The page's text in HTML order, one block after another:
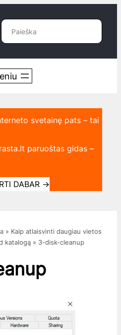
Paieška
svetainę pats – tai
paruoštas gidas –
DABAR →
» Kaip atlaisvinti daugiau vietos
katalogą » 3-disk-cleanup